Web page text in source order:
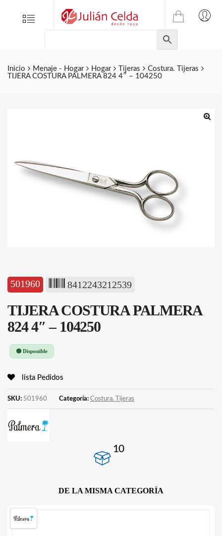
Menu
TIENDA
ONLINE
DE
JULIAN
CELDA
S.L.
Inicio Menaje - Hogar Hogar Tijeras
Costura. Tijeras
TIJERA COSTURA PALMERA 824 4″ – 104250
501960 8412243212539
TIJERA COSTURA PALMERA
824 4″ – 104250
🟢 Disponible
lista Pedidos
SKU: 501960 Categoría: Costura. Tijeras
10
DE LA MISMA CATEGORÍA
Folletos
Contacto